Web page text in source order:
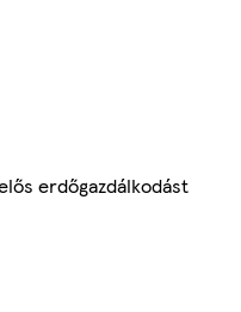
erdőgazdálkodást